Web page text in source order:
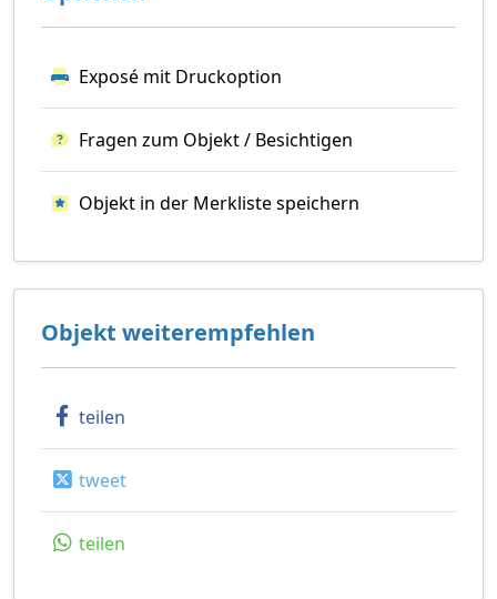
Exposé mit Druckoption
Fragen zum Objekt / Besichtigen
Objekt in der Merkliste speichern
Objekt weiterempfehlen
teilen
tweet
teilen